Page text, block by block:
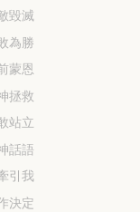
毀滅
為勝
蒙恩
拯救
站立
話語
引我
決定